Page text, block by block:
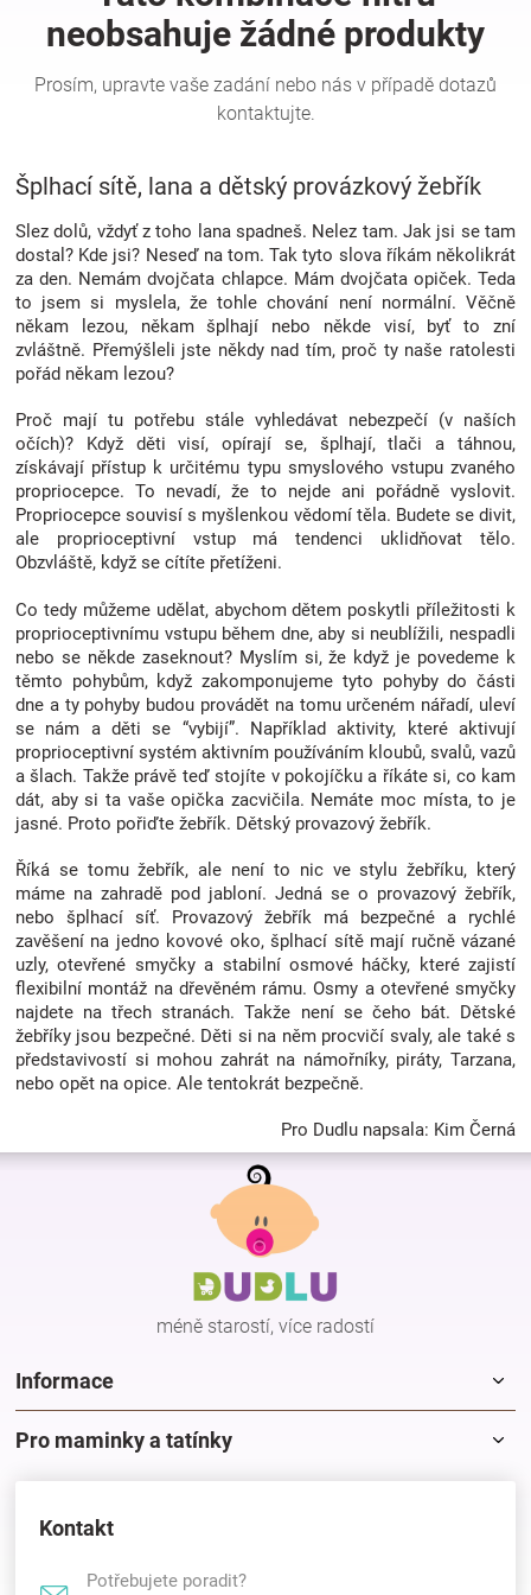
zábava
pro
děti
Těhotenské
oblečení
Novinky
Značky
Blog
Hračkářství
Přihlášení
Šplhací sítě, lana a dětský provázkový žebřík
Slez dolů, vždyť z toho lana spadneš. Nelez tam. Jak jsi se tam
dostal? Kde jsi? Neseď na tom. Tak tyto slova říkám několikrát
za den. Nemám dvojčata chlapce. Mám dvojčata opiček. Teda
to jsem si myslela, že tohle chování není normální. Věčně
někam lezou, někam šplhají nebo někde visí, byť to zní
zvláštně. Přemýšleli jste někdy nad tím, proč ty naše ratolesti
pořád někam lezou?
Proč mají tu potřebu stále vyhledávat nebezpečí (v naších
očích)? Když děti visí, opírají se, šplhají, tlači a táhnou,
získávají přístup k určitému typu smyslového vstupu zvaného
propriocepce. To nevadí, že to nejde ani pořádně vyslovit.
Propriocepce souvisí s myšlenkou vědomí těla. Budete se divit,
ale proprioceptivní vstup má tendenci uklidňovat tělo.
Obzvláště, když se cítíte přetíženi.
Co tedy můžeme udělat, abychom dětem poskytli příležitosti k
proprioceptivnímu vstupu během dne, aby si neublížili, nespadli
nebo se někde zaseknout? Myslím si, že když je povedeme k
těmto pohybům, když zakomponujeme tyto pohyby do části
dne a ty pohyby budou provádět na tomu určeném nářadí, uleví
se nám a děti se “vybijí”. Například aktivity, které aktivují
proprioceptivní systém aktivním používáním kloubů, svalů, vazů
a šlach. Takže právě teď stojíte v pokojíčku a říkáte si, co kam
dát, aby si ta vaše opička zacvičila. Nemáte moc místa, to je
jasné. Proto pořiďte žebřík. Dětský provazový žebřík.
Říká se tomu žebřík, ale není to nic ve stylu žebříku, který
máme na zahradě pod jabloní. Jedná se o provazový žebřík,
nebo šplhací síť. Provazový žebřík má bezpečné a rychlé
zavěšení na jedno kovové oko, šplhací sítě mají ručně vázané
uzly, otevřené smyčky a stabilní osmové háčky, které zajistí
flexibilní montáž na dřevěném rámu. Osmy a otevřené smyčky
najdete na třech stranách. Takže není se čeho bát. Dětské
žebříky jsou bezpečné. Děti si na něm procvičí svaly, ale také s
představivostí si mohou zahrát na námořníky, piráty, Tarzana,
nebo opět na opice. Ale tentokrát bezpečně.
Pro Dudlu napsala: Kim Černá
Z
méně starostí, více radostí
Informace
Pro maminky a tatínky
Kontakt
Potřebujete poradit?